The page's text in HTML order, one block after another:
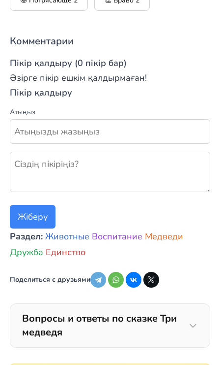
Комментарии
Пікір қалдыру (0 пікір бар)
Әзірге пікір ешкім қалдырмаған!
Пікір қалдыру
Атыңыз
Жаңа пікір қалдыру
Жіберу
Раздел: Животные Воспитание Медведи
Дружба Единство
Поделиться с друзьями
Вопросы и ответы по сказке Три
медведя